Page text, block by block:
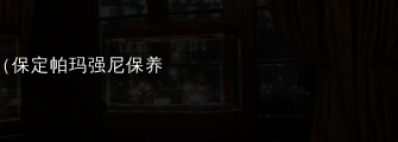
保定帕玛强尼保养